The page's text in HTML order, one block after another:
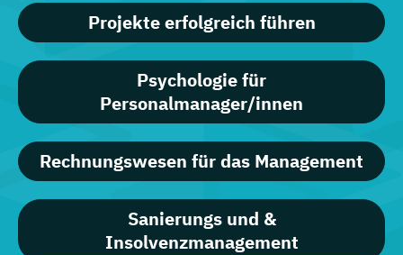
Projekte erfolgreich führen
Psychologie für
Personalmanager/innen
Rechnungswesen für das Management
Sanierungs und &
Insolvenzmanagement